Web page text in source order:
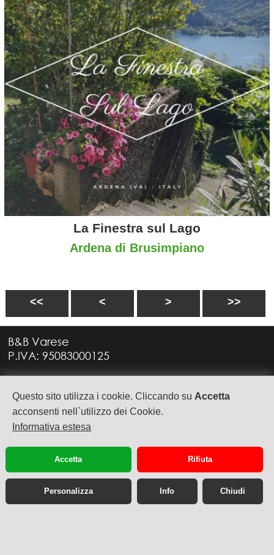
Questo sito utilizza i cookie. Cliccando su Accetta
acconsenti nell`utilizzo dei Cookie.
Informativa estesa
Accetta Rifiuta
Personalizza Info Chiudi
La Finestra sul Lago
Ardena di Brusimpiano
<< < > >>
B&B Varese
P.IVA: 95083000125
21949 CASTRONNO (VA)
+39 335 6088957
info@bbvarese.it
cookie